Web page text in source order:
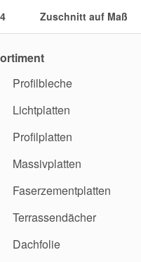
Zuschnitt auf Maß
Profilbleche
Lichtplatten
Profilplatten
Massivplatten
Faserzementplatten
Terrassendächer
Dachfolie